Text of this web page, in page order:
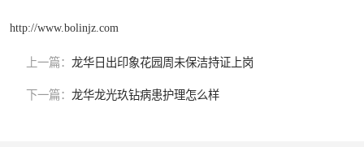
http://www.bolinjz.com
上一篇： 龙华日出印象花园周未保洁持证上岗
下一篇： 龙华龙光玖钻病患护理怎么样